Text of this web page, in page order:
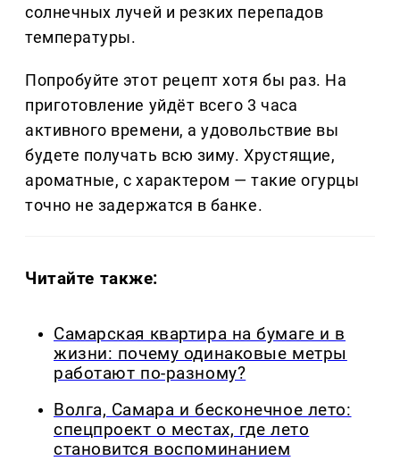
солнечных лучей и резких перепадов
температуры.
Попробуйте этот рецепт хотя бы раз. На
приготовление уйдёт всего 3 часа
активного времени, а удовольствие вы
будете получать всю зиму. Хрустящие,
ароматные, с характером — такие огурцы
точно не задержатся в банке.
Читайте также:
Самарская квартира на бумаге и в
жизни: почему одинаковые метры
работают по-разному?
Волга, Самара и бесконечное лето:
спецпроект о местах, где лето
становится воспоминанием